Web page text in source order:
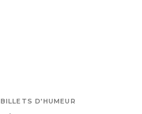
BILLETS D’HUMEUR